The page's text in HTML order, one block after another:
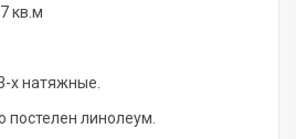
кв.м
х натяжные.
постелен линолеум.